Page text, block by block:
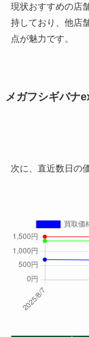
現状おすすめの店
持しており、他店
点が魅力です。
メガフシギバナ
次に、直近数日の